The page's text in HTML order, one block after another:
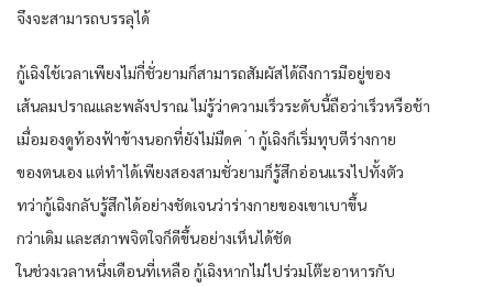
จึงจะสามารถบรรลุได้
กู้เฉิงใช้เวลาเพียงไม่กี่ชั่วยามก็สามารถสัมผัสได้ถึงการมีอยู่ของ
เส้นลมปราณและพลังปราณ ไม่รู้ว่าความเร็วระดับนี้ถือว่าเร็วหรือช้า
เมื่อมองดูท้องฟ้าข้างนอกที่ยังไม่มืดค ่า กู้เฉิงก็เริ่มทุบตีร่างกาย
ของตนเอง แต่ทำได้เพียงสองสามชั่วยามก็รู้สึกอ่อนแรงไปทั้งตัว
ทว่ากู้เฉิงกลับรู้สึกได้อย่างชัดเจนว่าร่างกายของเขาเบาขึ้น
กว่าเดิม และสภาพจิตใจก็ดีขึ้นอย่างเห็นได้ชัด
ในช่วงเวลาหนึ่งเดือนที่เหลือ กู้เฉิงหากไม่ไปร่วมโต๊ะอาหารกับ